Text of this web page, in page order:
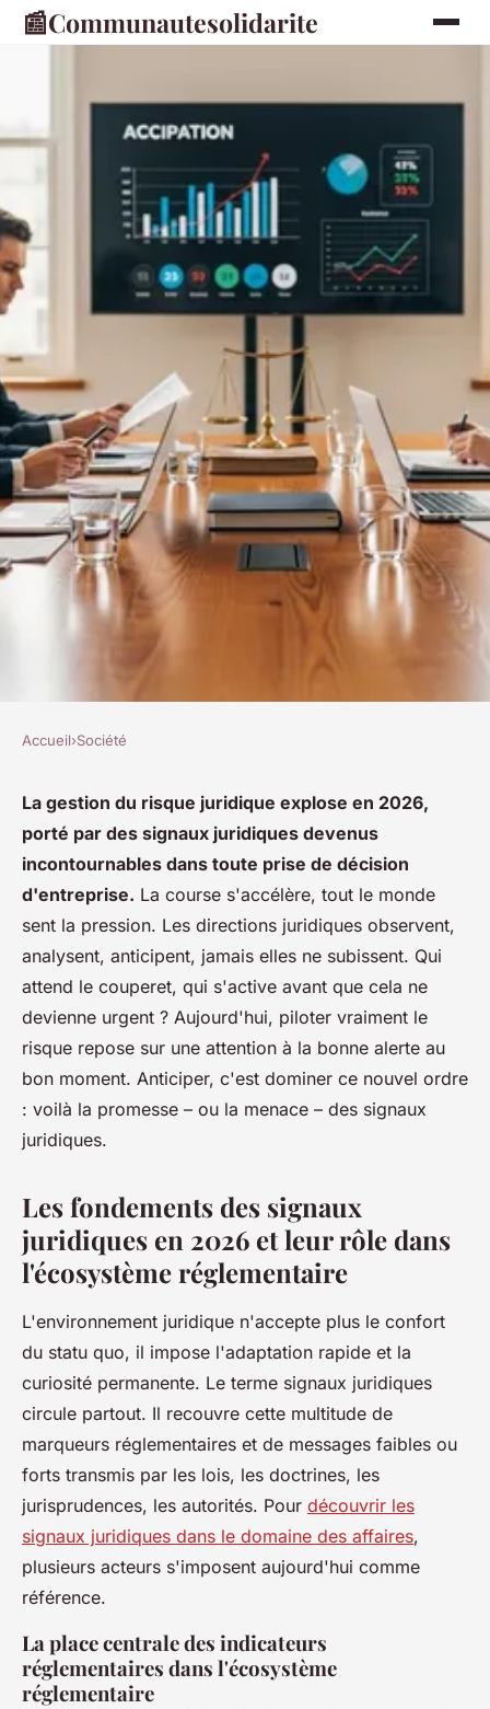
📰Communautesolidarite
Signaux juridiques : les
tendances majeures à suivre
en 2026
Mila• 25 février 2026•10 min de lecture
Accueil›Société
La gestion du risque juridique explose en 2026,
porté par des signaux juridiques devenus
incontournables dans toute prise de décision
d'entreprise. La course s'accélère, tout le monde
sent la pression. Les directions juridiques observent,
analysent, anticipent, jamais elles ne subissent. Qui
attend le couperet, qui s'active avant que cela ne
devienne urgent ? Aujourd'hui, piloter vraiment le
risque repose sur une attention à la bonne alerte au
bon moment. Anticiper, c'est dominer ce nouvel ordre
: voilà la promesse – ou la menace – des signaux
juridiques.
Les fondements des signaux
juridiques en 2026 et leur rôle dans
l'écosystème réglementaire
L'environnement juridique n'accepte plus le confort
du statu quo, il impose l'adaptation rapide et la
curiosité permanente. Le terme signaux juridiques
circule partout. Il recouvre cette multitude de
marqueurs réglementaires et de messages faibles ou
forts transmis par les lois, les doctrines, les
jurisprudences, les autorités. Pour découvrir les
signaux juridiques dans le domaine des affaires,
plusieurs acteurs s'imposent aujourd'hui comme
référence.
La place centrale des indicateurs
réglementaires dans l'écosystème
réglementaire